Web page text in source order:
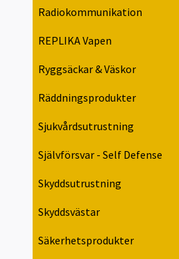
Radiokommunikation
REPLIKA Vapen
Ryggsäckar & Väskor
Räddningsprodukter
Sjukvårdsutrustning
Självförsvar - Self Defense
Skyddsutrustning
Skyddsvästar
Säkerhetsprodukter